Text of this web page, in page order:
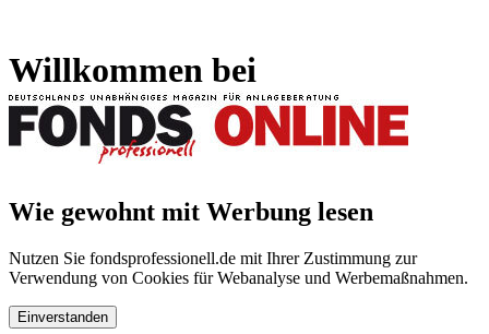
Willkommen bei
Wie gewohnt mit Werbung lesen
Nutzen Sie fondsprofessionell.de mit Ihrer Zustimmung zur
Verwendung von Cookies für Webanalyse und Werbemaßnahmen.
Einverstanden